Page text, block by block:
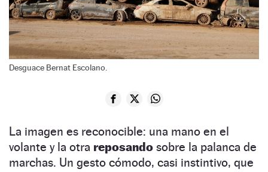
Desguace Bernat Escolano.
La imagen es reconocible: una mano en el
volante y la otra reposando sobre la palanca de
marchas. Un gesto cómodo, casi instintivo, que